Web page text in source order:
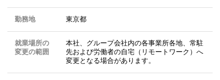
勤務地 東京都
就業場所の
変更の範囲
本社、グループ会社内の各事業所各地、常駐
先および労働者の自宅（リモートワーク）へ
変更となる場合があります。